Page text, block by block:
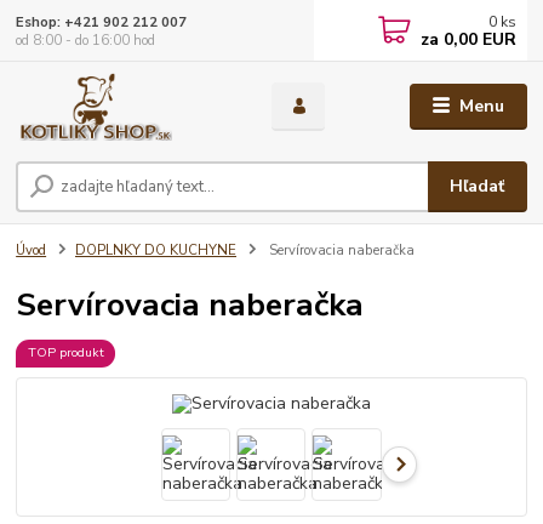
Menu
Hľadať
Eshop: +421 902 212 007
od 8:00 - do 16:00 hod
0 ks
za 0,00 EUR
Úvod DOPLNKY DO KUCHYNE Servírovacia naberačka
Servírovacia naberačka
TOP produkt